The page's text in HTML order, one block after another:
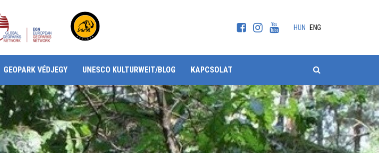
HUN ENG
GEOPARK VÉDJEGY UNESCO KULTURWEIT/BLOG KAPCSOLAT